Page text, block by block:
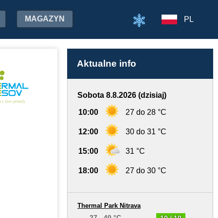
MAGAZYN PL
Aktualne info
Sobota 8.8.2026 (dzisiaj)
10:00 27 do 28 °C
12:00 30 do 31 °C
15:00 31 °C
18:00 27 do 30 °C
Thermal Park Nitrava